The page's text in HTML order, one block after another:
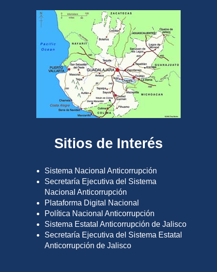
Sitios de Interés
Sistema Nacional Anticorrupción
Secretaría Ejecutiva del Sistema
Nacional Anticorrupción
Plataforma Digital Nacional
Política Nacional Anticorrupción
Sistema Estatal Anticorrupción de Jalisco
Secretaría Ejecutiva del Sistema Estatal
Anticorrupción de Jalisco